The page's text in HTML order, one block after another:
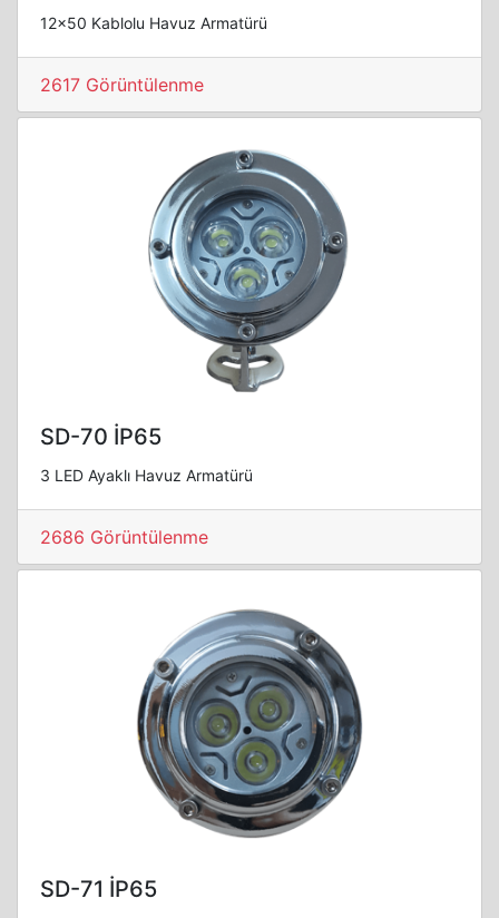
12x50 Kablolu Havuz Armatürü
2617 Görüntülenme
SD-70 İP65
3 LED Ayaklı Havuz Armatürü
2686 Görüntülenme
SD-71 İP65